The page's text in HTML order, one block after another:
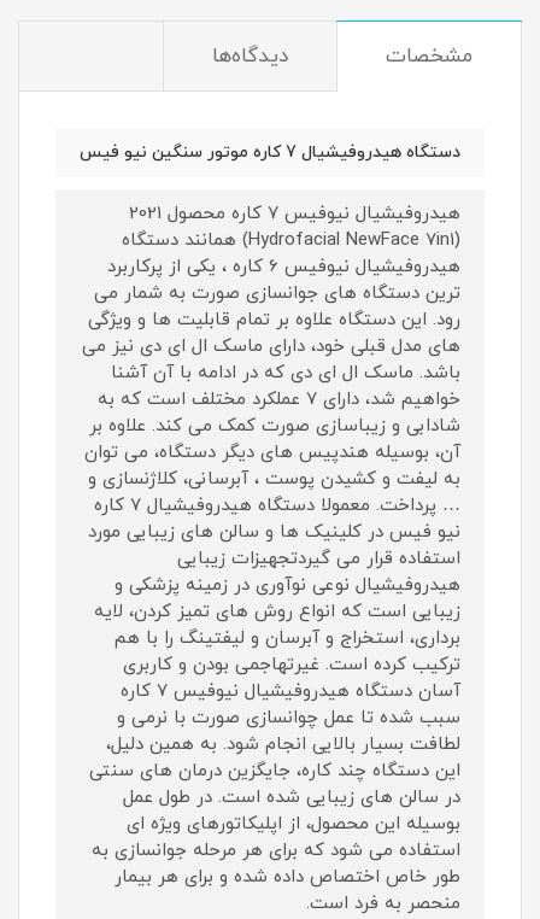
مشخصات دیدگاه‌ها
دستگاه هیدروفیشیال 7 کاره موتور سنگین نیو فیس
هیدروفیشیال نیوفیس ۷ کاره محصول 2021
(Hydrofacial NewFace 7in1) همانند دستگاه
هیدروفیشیال نیوفیس 6 کاره ، یکی از پرکاربرد
ترین دستگاه های جوانسازی صورت به شمار می
رود. این دستگاه علاوه بر تمام قابلیت ها و ویژگی
های مدل قبلی خود، دارای ماسک ال ای دی نیز می
باشد. ماسک ال ای دی که در ادامه با آن آشنا
خواهیم شد، دارای 7 عملکرد مختلف است که به
شادابی و زیباسازی صورت کمک می کند. علاوه بر
آن، بوسیله هندپیس های دیگر دستگاه، می توان
به لیفت و کشیدن پوست ، آبرسانی، کلاژنسازی و
… پرداخت. معمولا دستگاه هیدروفیشیال 7 کاره
نیو فیس در کلینیک ها و سالن های زیبایی مورد
استفاده قرار می گیردتجهیزات زیبایی
هیدروفیشیال نوعی نوآوری در زمینه پزشکی و
زیبایی است که انواع روش های تمیز کردن، لایه
برداری، استخراج و آبرسان و لیفتینگ را با هم
ترکیب کرده است. غیرتهاجمی بودن و کاربری
آسان دستگاه هیدروفیشیال نیوفیس 7 کاره
سبب شده تا عمل چوانسازی صورت با نرمی و
لطافت بسیار بالایی انجام شود. به همین دلیل،
این دستگاه چند کاره، جایگزین درمان های سنتی
در سالن های زیبایی شده است. در طول عمل
بوسیله این محصول، از اپلیکاتورهای ویژه ای
استفاده می شود که برای هر مرحله جوانسازی به
طور خاص اختصاص داده شده و برای هر بیمار
منحصر به فرد است.